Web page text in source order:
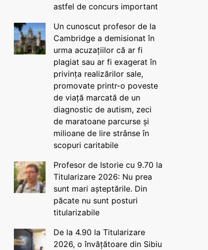
astfel de concurs important
Un cunoscut profesor de la
Cambridge a demisionat în
urma acuzațiilor că ar fi
plagiat sau ar fi exagerat în
privința realizărilor sale,
promovate printr-o poveste
de viață marcată de un
diagnostic de autism, zeci
de maratoane parcurse și
milioane de lire strânse în
scopuri caritabile
Profesor de Istorie cu 9.70 la
Titularizare 2026: Nu prea
sunt mari așteptările. Din
păcate nu sunt posturi
titularizabile
De la 4.90 la Titularizare
2026, o învățătoare din Sibiu